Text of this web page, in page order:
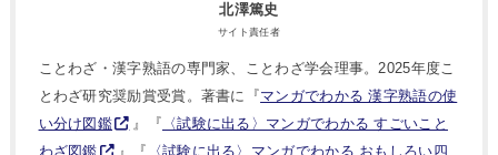
北澤篤史
サイト責任者
ことわざ・漢字熟語の専門家、ことわざ学会理事。2025年度こ
とわざ研究奨励賞受賞。著書に『マンガでわかる 漢字熟語の使
い分け図鑑
』『 〈試験に出る〉マンガでわかる すごいこと
わざ図鑑
』『
〈試験に出る〉マンガでわかる おもしろい四